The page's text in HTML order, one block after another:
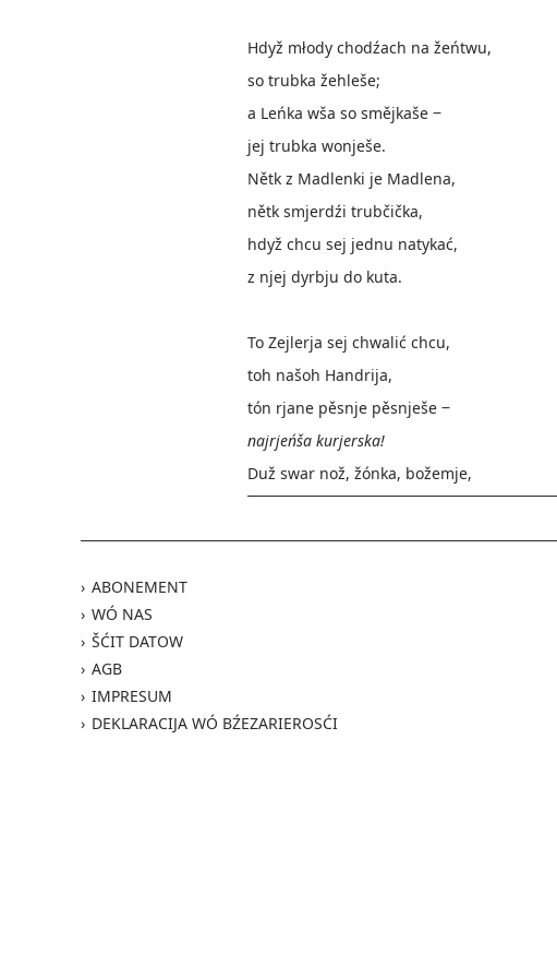
Hdyž młody chodźach na žeńtwu,
so trubka žehleše;
a Leńka wša so smějkaše ‒
jej trubka wonješe.
Nětk z Madlenki je Madlena,
nětk smjerdźi trubčička,
hdyž chcu sej jednu natykać,
z njej dyrbju do kuta.
To Zejlerja sej chwalić chcu,
toh našoh Handrija,
tón rjane pěsnje pěsnješe ‒
najrjeńša kurjerska!
Duž swar nož, žónka, božemje,
ABONEMENT
WÓ NAS
ŠĆIT DATOW
AGB
IMPRESUM
DEKLARACIJA WÓ BŹEZARIEROSĆI